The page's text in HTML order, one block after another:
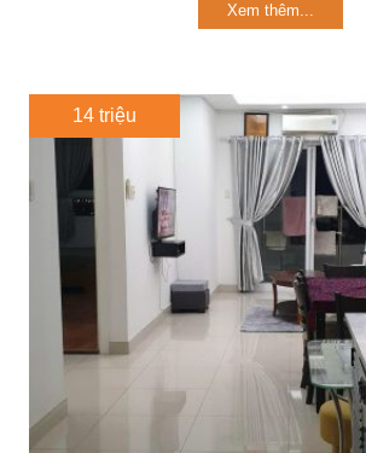
Xem thêm...
14 triệu